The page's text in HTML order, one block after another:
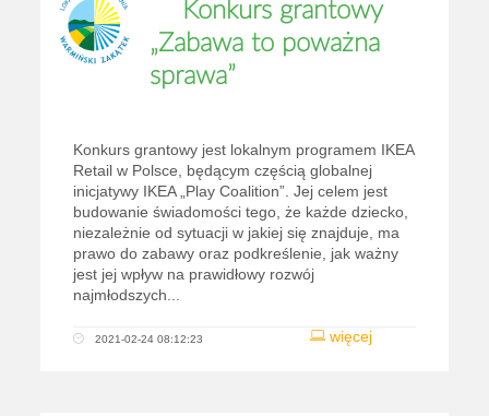
Konkurs grantowy
„Zabawa to poważna
sprawa”
Konkurs grantowy jest lokalnym programem IKEA
Retail w Polsce, będącym częścią globalnej
inicjatywy IKEA „Play Coalition”. Jej celem jest
budowanie świadomości tego, że każde dziecko,
niezależnie od sytuacji w jakiej się znajduje, ma
prawo do zabawy oraz podkreślenie, jak ważny
jest jej wpływ na prawidłowy rozwój
najmłodszych...
więcej
2021-02-24 08:12:23